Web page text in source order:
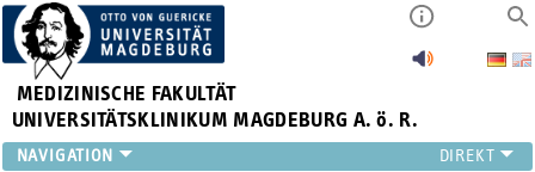
MEDIZINISCHE FAKULTÄT
UNIVERSITÄTSKLINIKUM MAGDEBURG A. ö. R.